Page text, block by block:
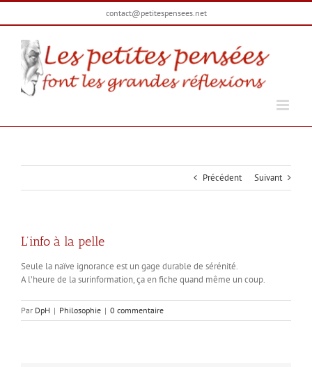
Passer
contact@petitespensees.net
Précédent Suivant
L’info à la pelle
Seule la naïve ignorance est un gage durable de sérénité.
A l’heure de la surinformation, ça en fiche quand même un coup.
Par DpH | Philosophie | 0 commentaire